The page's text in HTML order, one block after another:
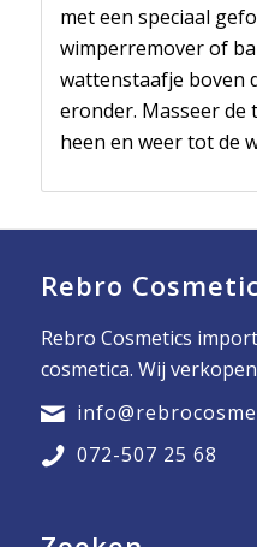
met een speciaal
wimperremover of
wattenstaafje boven
eronder. Masseer de
heen en weer tot de
Rebro
Rebro Cosmetics
cosmetica. Wij
072-507 25 68